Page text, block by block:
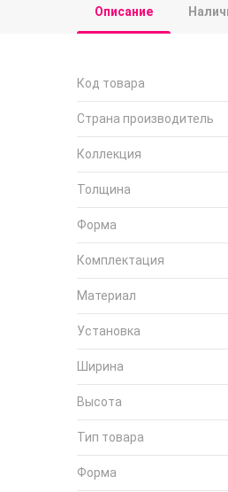
Описание
Код товара
Страна производитель
Коллекция
Толщина
Форма
Комплектация
Материал
Установка
Ширина
Высота
Тип товара
Форма